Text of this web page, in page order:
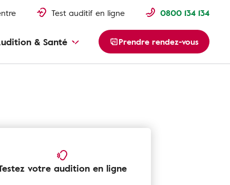
Test auditif en ligne 0800 134 134
& Santé Prendre rendez-vous
votre audition en ligne